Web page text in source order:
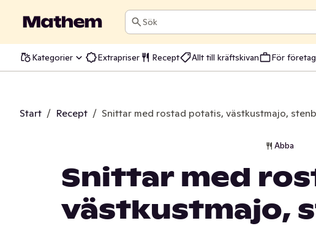
Sök
Kategorier Extrapriser Recept Allt till kräftskivan För företag
Start / Recept / Snittar med rostad potatis, västkustmajo,
Abba
Snittar med
västkustmajo,